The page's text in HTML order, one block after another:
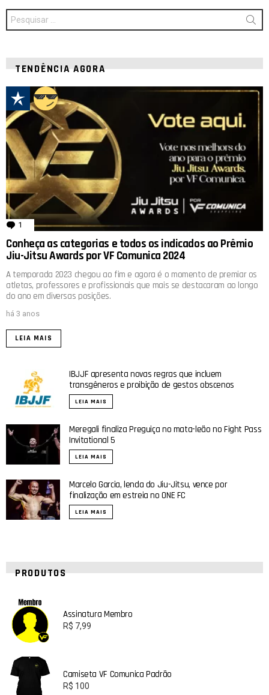
Procurar
por:
TENDÊNCIA AGORA
1 comentário
Conheça as categorias e todos os indicados ao Prêmio
Jiu-Jitsu Awards por VF Comunica 2024
A temporada 2023 chegou ao fim e agora é o momento de premiar os
atletas, professores e profissionais que mais se destacaram ao longo
do ano em diversas posições.
há 3 anos
LEIA MAIS
IBJJF apresenta novas regras que incluem
transgêneros e proibição de gestos obscenos
LEIA MAIS
Meregali finaliza Preguiça no mata-leão no Fight Pass
Invitational 5
LEIA MAIS
Marcelo Garcia, lenda do Jiu-Jitsu, vence por
finalização em estreia no ONE FC
LEIA MAIS
PRODUTOS
Assinatura Membro
R$ 7,99
Camiseta VF Comunica Padrão
R$ 100